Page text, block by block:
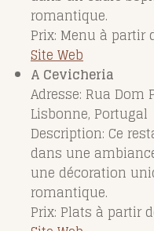
romantique.
Prix: Menu à partir
Site Web
A Cevicheria
Adresse: Rua Dom
Lisbonne, Portugal
Description: Ce
dans une
une décoration
romantique.
Prix: Plats à partir